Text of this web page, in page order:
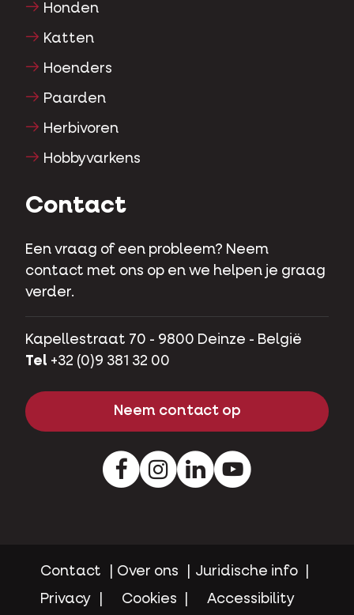
Honden
Katten
Hoenders
Paarden
Herbivoren
Hobbyvarkens
Contact
Een vraag of een probleem? Neem
contact met ons op en we helpen je graag
verder.
Kapellestraat 70 - 9800 Deinze - België
Tel +32 (0)9 381 32 00
Neem contact op
FacebookInstagramLinkedInYoutube
Contact Over ons
Juridische info
Privacy
Cookies Accessibility